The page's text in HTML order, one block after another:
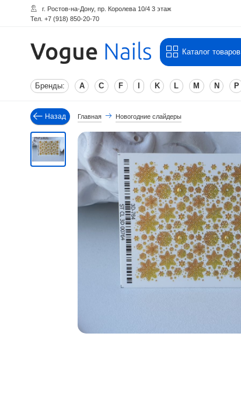
г. Ростов-на-Дону, пр. Королева 10/4 3 этаж
Тел. +7 (918) 850-20-70
Каталог товаров
Бренды: A C F K L M N P
Назад Главная Новогодние слайдеры